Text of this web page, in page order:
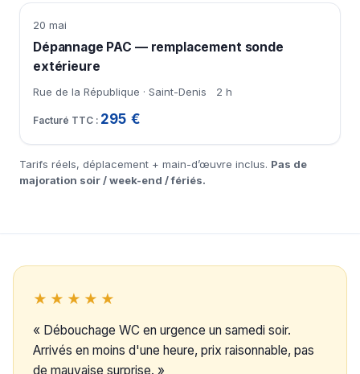
20 mai
Dépannage PAC — remplacement sonde
extérieure
Rue de la République · Saint-Denis 2 h
295 €
Tarifs réels, déplacement + main-d’œuvre inclus. Pas de
majoration soir / week-end / fériés.
★★★★★
« Débouchage WC en urgence un samedi soir.
Arrivés en moins d'une heure, prix raisonnable, pas
de mauvaise surprise. »